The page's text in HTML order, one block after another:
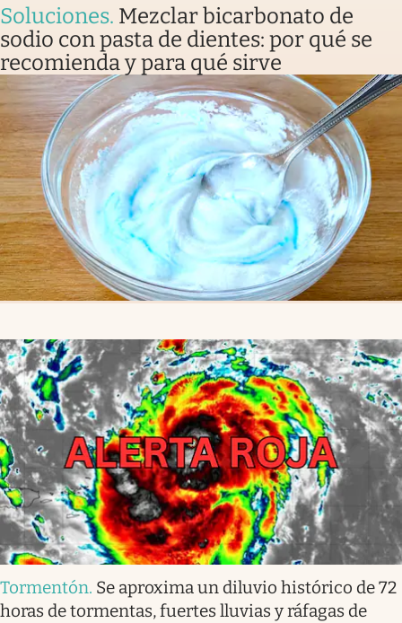
Soluciones. Mezclar bicarbonato de
sodio con pasta de dientes: por qué se
recomienda y para qué sirve
Tormentón. Se aproxima un diluvio histórico de 72
horas de tormentas, fuertes lluvias y ráfagas de